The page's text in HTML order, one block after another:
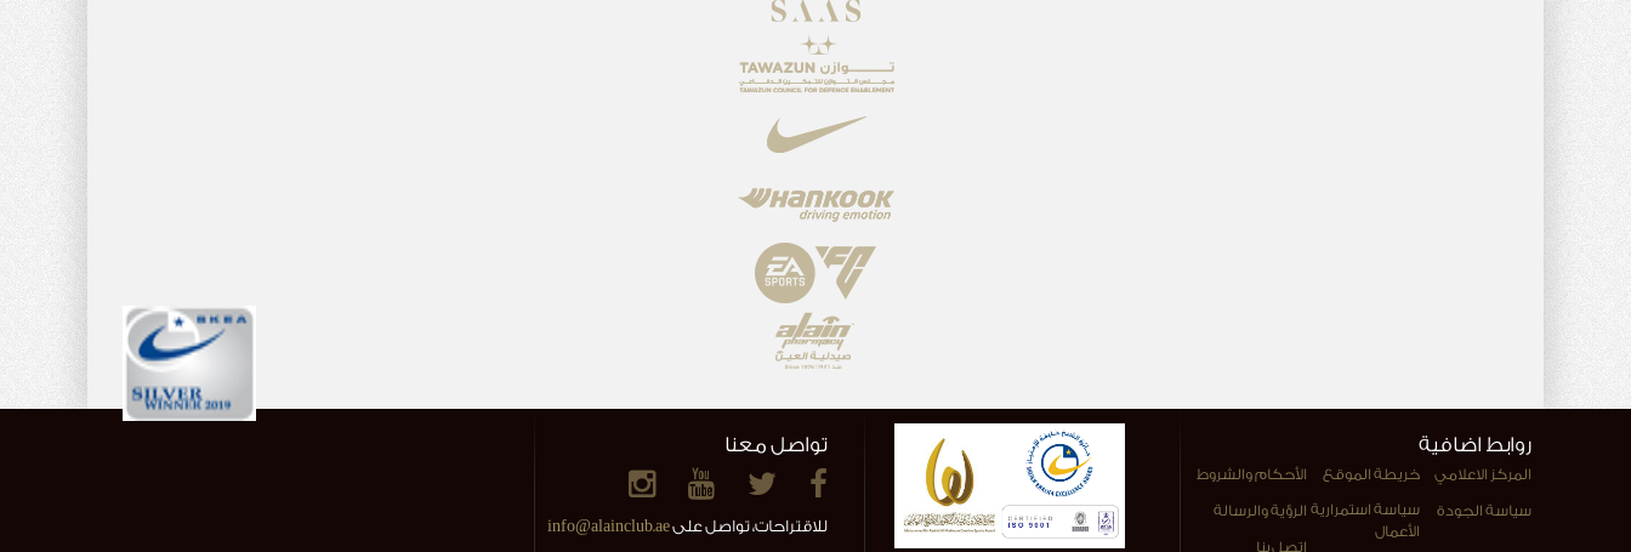
روابط اضافية
المركز الاعلامي خريطة الموقع الأحكام والشروط
سياسة الجودة
سياسة استمرارية
الأعمال
الرؤية والرسالة
اتصل بنا
تواصل معنا
للاقتراحات، تواصل علىinfo@alainclub.ae